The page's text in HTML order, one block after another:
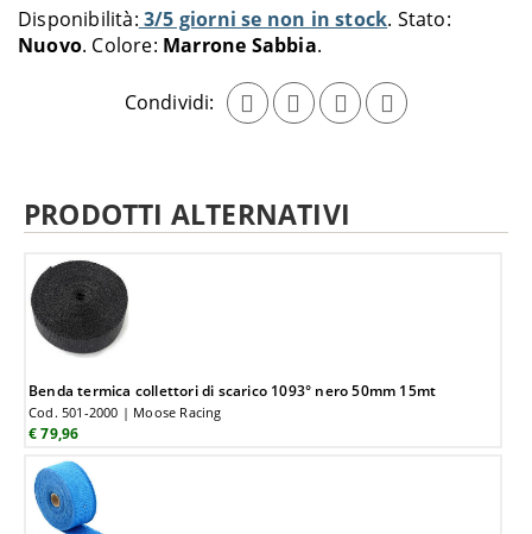
Disponibilità: 3/5 giorni se non in stock Stato:
Nuovo Colore: Marrone Sabbia
Condividi:
carrello
PRODOTTI ALTERNATIVI
Benda termica collettori di scarico 1093° nero 50mm 15mt
Cod. 501-2000 | Moose Racing
€ 79,96